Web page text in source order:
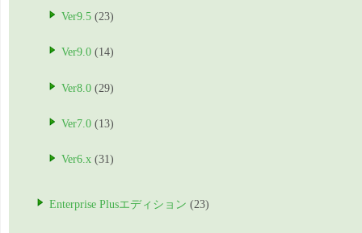
Ver9.5 (23)
Ver9.0 (14)
Ver8.0 (29)
Ver7.0 (13)
Ver6.x (31)
Enterprise Plusエディション (23)